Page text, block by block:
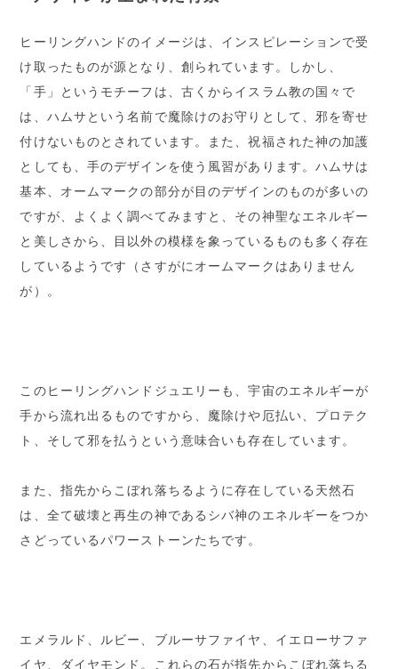
ヒーリングハンドのイメージは、インスピレーションで受
け取ったものが源となり、創られています。しかし、
「手」というモチーフは、古くからイスラム教の国々で
は、ハムサという名前で魔除けのお守りとして、邪を寄せ
付けないものとされています。また、祝福された神の加護
としても、手のデザインを使う風習があります。ハムサは
基本、オームマークの部分が目のデザインのものが多いの
ですが、よくよく調べてみますと、その神聖なエネルギー
と美しさから、目以外の模様を象っているものも多く存在
しているようです（さすがにオームマークはありません
が）。
このヒーリングハンドジュエリーも、宇宙のエネルギーが
手から流れ出るものですから、魔除けや厄払い、プロテク
ト、そして邪を払うという意味合いも存在しています。
また、指先からこぼれ落ちるように存在している天然石
は、全て破壊と再生の神であるシバ神のエネルギーをつか
さどっているパワーストーンたちです。
エメラルド、ルビー、ブルーサファイヤ、イエローサファ
イヤ、ダイヤモンド。これらの石が指先からこぼれ落ちる